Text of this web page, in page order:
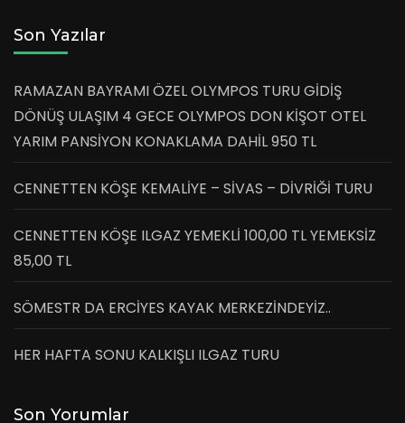
Son Yazılar
RAMAZAN BAYRAMI ÖZEL OLYMPOS TURU GİDİŞ
DÖNÜŞ ULAŞIM 4 GECE OLYMPOS DON KİŞOT OTEL
YARIM PANSİYON KONAKLAMA DAHİL 950 TL
CENNETTEN KÖŞE KEMALİYE – SİVAS – DİVRİĞİ TURU
CENNETTEN KÖŞE ILGAZ YEMEKLİ 100,00 TL YEMEKSİZ
85,00 TL
SÖMESTR DA ERCİYES KAYAK MERKEZİNDEYİZ..
HER HAFTA SONU KALKIŞLI ILGAZ TURU
Son Yorumlar